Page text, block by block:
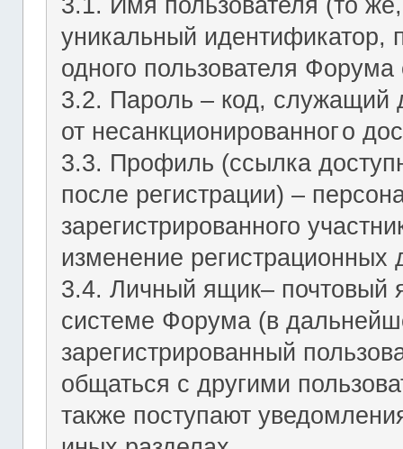
уникальный идентификатор,
одного пользователя Форума
3.2. Пароль – код, служащий
от несанкционированного
3.3. Профиль (ссылка
после регистрации) –
зарегистрированного
изменение регистрационных
3.4. Личный ящик– почтовый
системе Форума (в
зарегистрированный
общаться с другими
также поступают